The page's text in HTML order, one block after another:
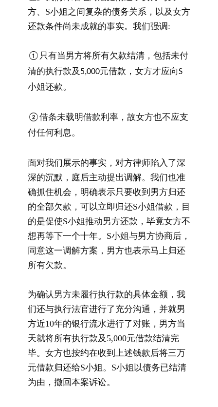
方、S小姐之间复杂的债务关系，以及女方
还款条件尚未成就的事实。我们强调:
①只有当男方将所有欠款结清，包括未付
清的执行款及5,000元借款，女方才应向S
小姐还款。
②借条未载明借款利率，故女方也不应支
付任何利息。
面对我们展示的事实，对方律师陷入了深
深的沉默，庭后主动提出调解。我们也准
确抓住机会，明确表示只要收到男方归还
的全部欠款，可以立即归还S小姐借款，目
的是促使S小姐推动男方还款，毕竟女方不
想再等下一个十年。S小姐与男方协商后，
同意这一调解方案，男方也表示马上归还
所有欠款。
为确认男方未履行执行款的具体金额，我
们还与执行法官进行了充分沟通，并就男
方近10年的银行流水进行了对账，男方当
天就将所有执行款及5,000元借款结清完
毕。女方也按约在收到上述钱款后将三万
元借款归还给S小姐。S小姐以债务已结清
为由，撤回本案诉讼。